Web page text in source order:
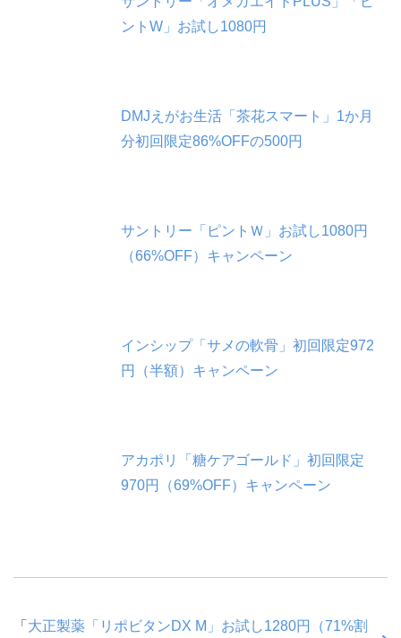
ントW」お試し1080円
DMJえがお生活「茶花スマート」1か月
分初回限定86%OFFの500円
サントリー「ピントＷ」お試し1080円
（66%OFF）キャンペーン
インシップ「サメの軟骨」初回限定972
円（半額）キャンペーン
アカポリ「糖ケアゴールド」初回限定
970円（69%OFF）キャンペーン
「 大正製薬「リポビタンDX M」お試し1280円（71%割